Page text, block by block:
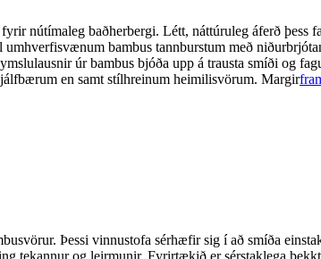
nútímaleg baðherbergi. Létt, náttúruleg áferð þess
bambus tannburstum með
úr bambus bjóða upp á trausta smíði og
en samt stílhreinum heimilisvörum. Margir
Þessi vinnustofa sérhæfir sig í að smíða